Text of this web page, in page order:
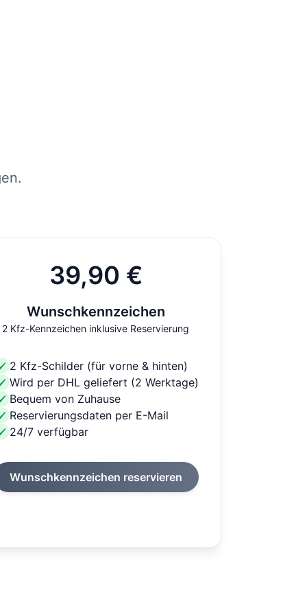
39,90 €
Wunschkennzeichen
2 Kfz-Kennzeichen inklusive Reservierung
2 Kfz-Schilder (für vorne & hinten)
Wird per DHL geliefert (2 Werktage)
Bequem von Zuhause
Reservierungsdaten per E-Mail
24/7 verfügbar
Wunschkennzeichen reservieren